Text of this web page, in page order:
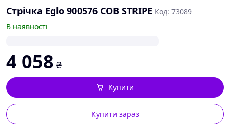
Стрічка Eglo 900576 COB STRIPE Код: 73089
В наявності
4 058 ₴
Купити зараз
Купити